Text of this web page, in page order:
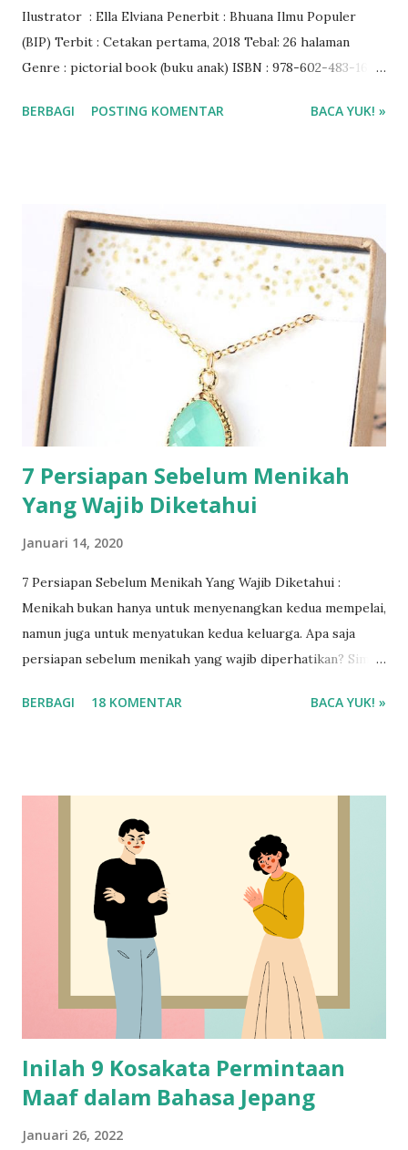
Ilustrator : Ella Elviana Penerbit : Bhuana Ilmu Populer
(BIP) Terbit : Cetakan pertama, 2018 Tebal: 26 halaman
Genre : pictorial book (buku anak) ISBN : 978-602-483-165-
aplikasi Ipusnas ❤❤❤
BERBAGI POSTING KOMENTAR BACA YUK! »
7 Persiapan Sebelum Menikah
Yang Wajib Diketahui
Januari 14, 2020
7 Persiapan Sebelum Menikah Yang Wajib Diketahui :
Menikah bukan hanya untuk menyenangkan kedua mempelai,
namun juga untuk menyatukan kedua keluarga. Apa saja
persiapan sebelum menikah yang wajib diperhatikan? Simak
BERBAGI 18 KOMENTAR BACA YUK! »
Inilah 9 Kosakata Permintaan
Maaf dalam Bahasa Jepang
Januari 26, 2022